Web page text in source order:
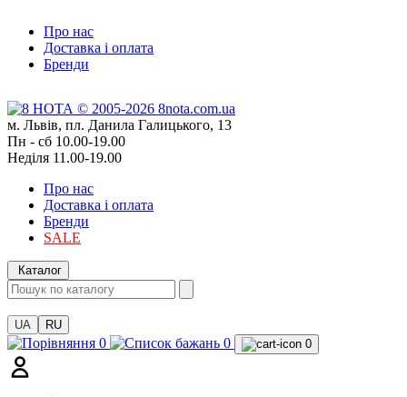
Про нас
Доставка і оплата
Бренди
м. Львів, пл. Данила Галицького, 13
Пн - сб 10.00-19.00
Неділя 11.00-19.00
Про нас
Доставка і оплата
Бренди
SALE
Каталог
UA RU
0 0 0